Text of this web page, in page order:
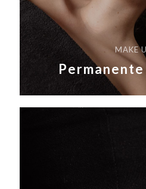
MAKE